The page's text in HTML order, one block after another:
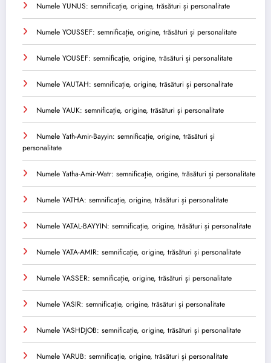
Numele YUNUS: semnificație, origine, trăsături și personalitate
Numele YOUSSEF: semnificație, origine, trăsături și personalitate
Numele YOUSEF: semnificație, origine, trăsături și personalitate
Numele YAUTAH: semnificație, origine, trăsături și personalitate
Numele YAUK: semnificație, origine, trăsături și personalitate
Numele Yath-Amir-Bayyin: semnificație, origine, trăsături și
personalitate
Numele Yatha-Amir-Watr: semnificație, origine, trăsături și personalitate
Numele YATHA: semnificație, origine, trăsături și personalitate
Numele YATAL-BAYYIN: semnificație, origine, trăsături și personalitate
Numele YATA-AMIR: semnificație, origine, trăsături și personalitate
Numele YASSER: semnificație, origine, trăsături și personalitate
Numele YASIR: semnificație, origine, trăsături și personalitate
Numele YASHDJOB: semnificație, origine, trăsături și personalitate
Numele YARUB: semnificație, origine, trăsături și personalitate